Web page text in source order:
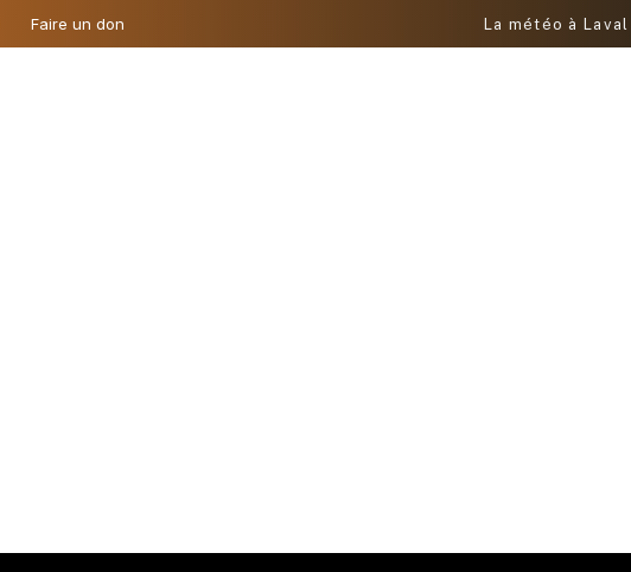
Faire un don La météo à Laval